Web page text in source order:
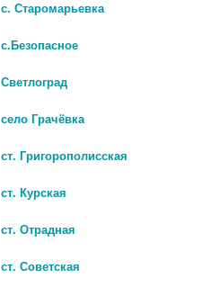
с. Старомарьевка
с.Безопасное
Светлоград
село Грачёвка
ст. Григорополисская
ст. Курская
ст. Отрадная
ст. Советская